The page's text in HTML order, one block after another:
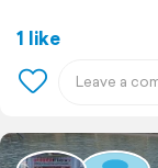
1 like